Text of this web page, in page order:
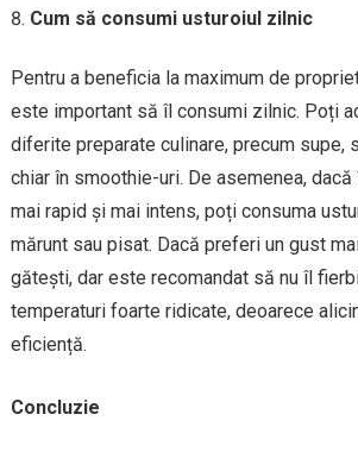
Cum să consumi usturoiul zilnic
Pentru a beneficia la maximum de
este important să îl consumi zilnic. Poți
diferite preparate culinare, precum supe,
chiar în smoothie-uri. De asemenea,
mai rapid și mai intens, poți consuma
mărunt sau pisat. Dacă preferi un gust
gătești, dar este recomandat să nu îl
temperaturi foarte ridicate, deoarece
eficiență.
Concluzie